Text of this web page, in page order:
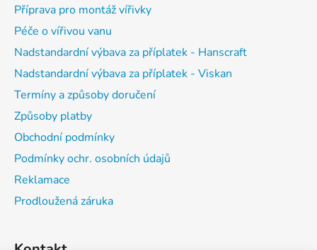
Příprava pro montáž vířivky
Péče o vířivou vanu
Nadstandardní výbava za příplatek - Hanscraft
Nadstandardní výbava za příplatek - Viskan
Termíny a způsoby doručení
Způsoby platby
Obchodní podmínky
Podmínky ochr. osobních údajů
Reklamace
Prodloužená záruka